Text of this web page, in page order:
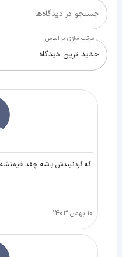
جستجو در دیدگاه‌ها
مرتب سازی بر اساس
جدید ترین دیدگاه
اگه گردنبندش باشه چقد قيمتشه
10 بهمن 1403